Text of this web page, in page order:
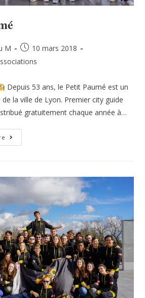
M
10 mars 2018
Depuis 53 ans, le Petit Paumé est un
la ville de Lyon. Premier city guide
gratuitement chaque année à…